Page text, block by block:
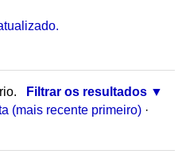
Filtrar os resultados
(mais recente primeiro) ·